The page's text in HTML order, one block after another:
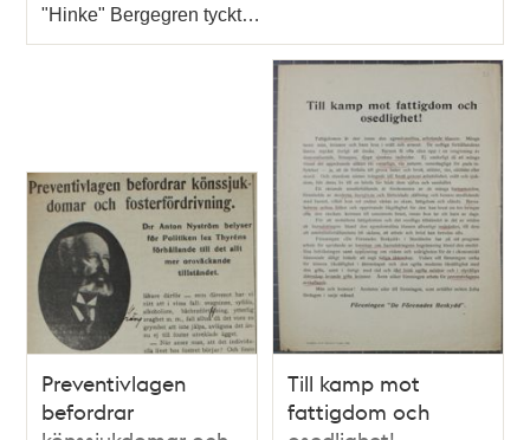
"Hinke" Bergegren tyckt…
Preventivlagen
befordrar
Till kamp mot
fattigdom och